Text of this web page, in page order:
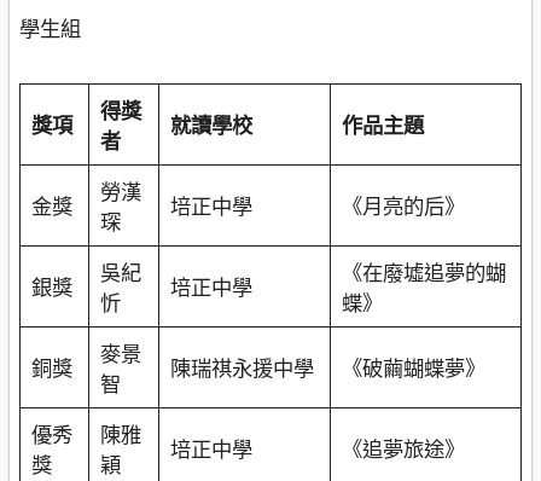
學生組
獎項
得獎
者
就讀學校 作品主題
金獎
勞漢
琛
培正中學 《月亮的后》
銀獎
吳紀
忻
培正中學
《在廢墟追夢的蝴
蝶》
銅獎
麥景
智
陳瑞祺永援中學 《破繭蝴蝶夢》
優秀
獎
陳雅
穎
培正中學 《追夢旅途》